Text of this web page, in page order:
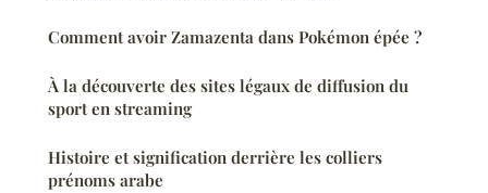
Comment avoir Zamazenta dans Pokémon épée ?
À la découverte des sites légaux de diffusion du
sport en streaming
Histoire et signification derrière les colliers
prénoms arabe